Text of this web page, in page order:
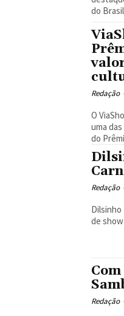
Redação
O
uma
do
Redação
Dilsinho - Ginho
Redação